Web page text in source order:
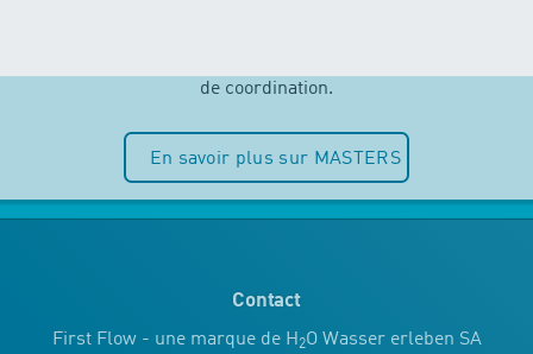
de coordination.
En savoir plus sur MASTERS
Contact
First Flow - une marque de H2O Wasser erleben SA